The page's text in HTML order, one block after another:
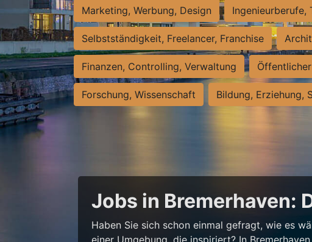
Marketing, Werbung, Design Ingenieurberufe,
Selbstständigkeit, Freelancer, Franchise
Finanzen, Controlling, Verwaltung
Forschung, Wissenschaft Bildung, Erziehung,
Jobs in Bremerhaven:
Haben Sie sich schon einmal gefragt, wie es